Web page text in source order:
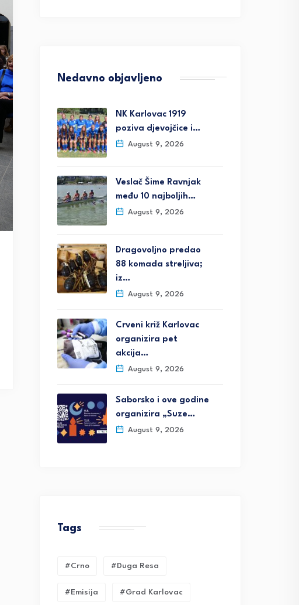
Nedavno objavljeno
NK Karlovac 1919
poziva djevojčice i…
August 9, 2026
Veslač Šime Ravnjak
među 10 najboljih…
August 9, 2026
Dragovoljno predao
88 komada streljiva;
iz…
August 9, 2026
Crveni križ Karlovac
organizira pet
akcija…
August 9, 2026
Saborsko i ove godine
organizira „Suze…
August 9, 2026
Tags
#crno #duga Resa
#emisija #grad Karlovac